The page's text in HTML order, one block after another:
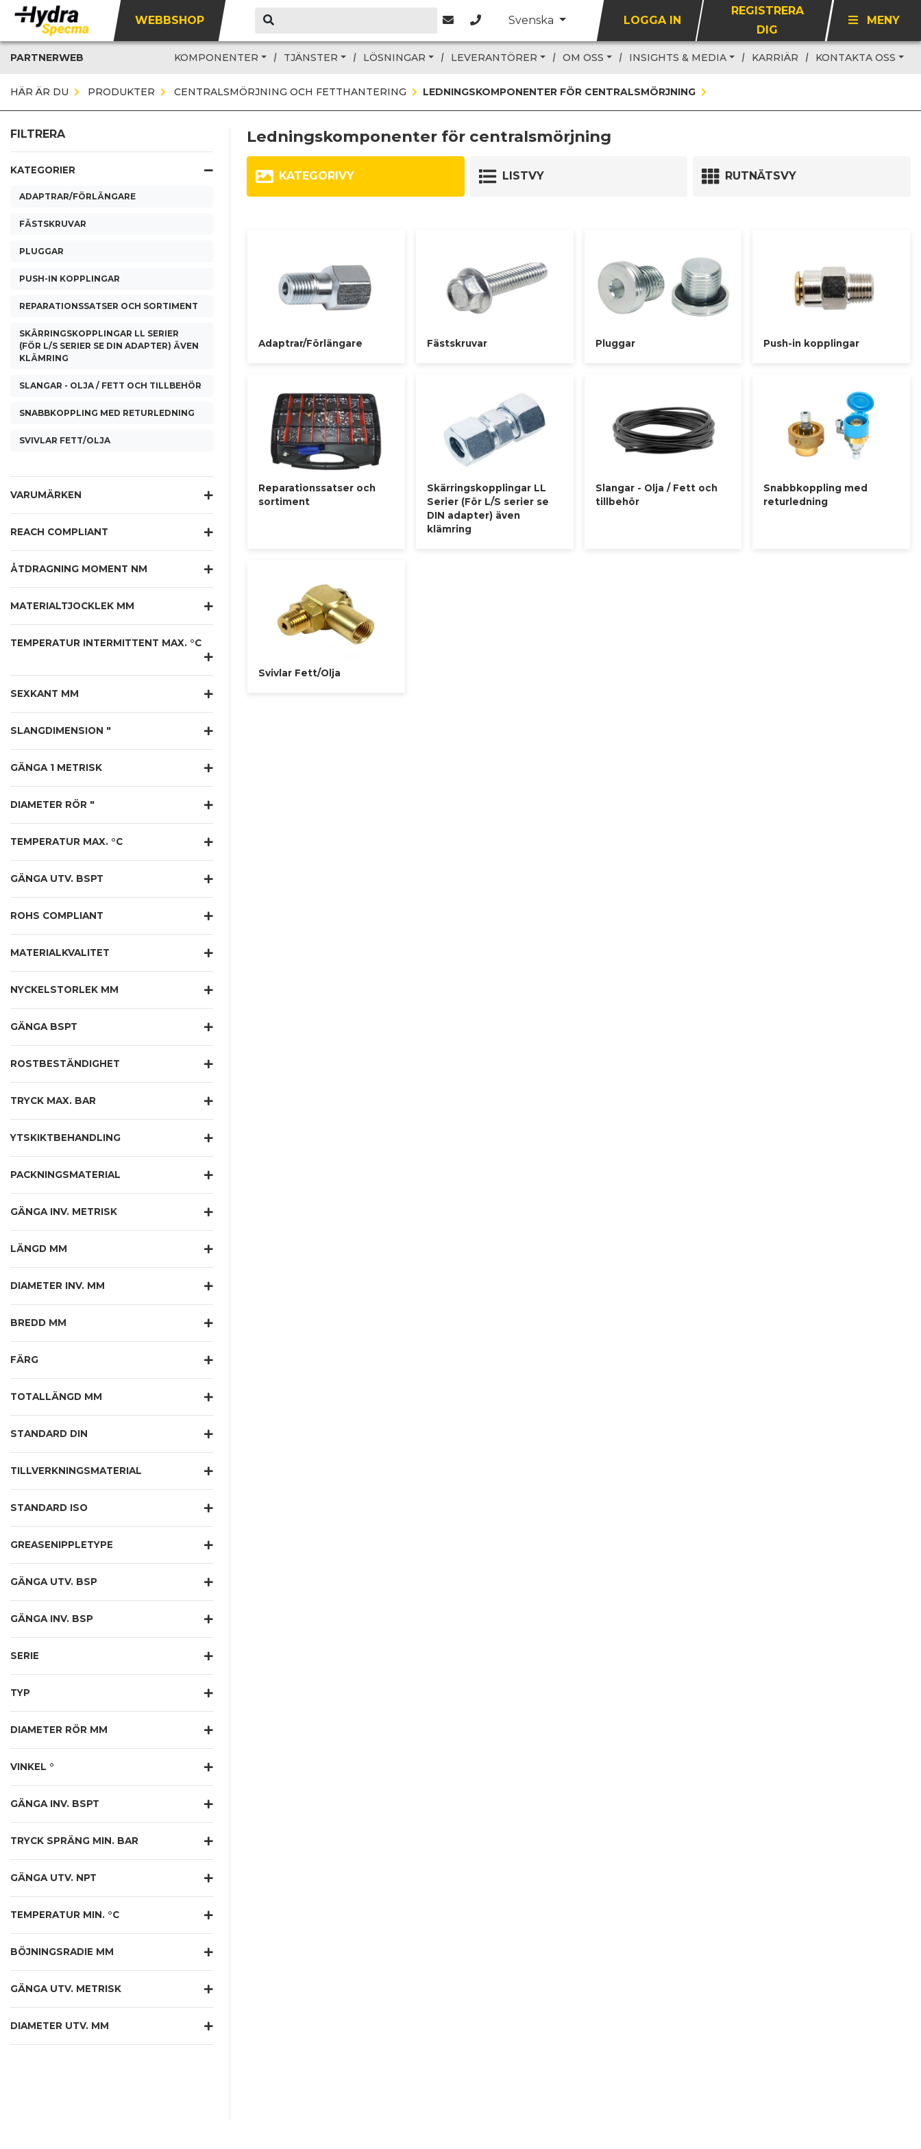
WEBBSHOP Svenska LOGGA IN
REGISTRERA
DIG
MENY
PARTNERWEB KOMPONENTER TJÄNSTER LÖSNINGAR LEVERANTÖRER OM OSS INSIGHTS & MEDIA KARRIÄR KONTAKTA OSS
HÄR ÄR DU PRODUKTER CENTRALSMÖRJNING OCH FETTHANTERING LEDNINGSKOMPONENTER FÖR CENTRALSMÖRJNING
FILTRERA
KATEGORIER
ADAPTRAR/FÖRLÄNGARE
FÄSTSKRUVAR
PLUGGAR
PUSH-IN KOPPLINGAR
REPARATIONSSATSER OCH SORTIMENT
SKÄRRINGSKOPPLINGAR LL SERIER
(FÖR L/S SERIER SE DIN ADAPTER) ÄVEN
KLÄMRING
SLANGAR - OLJA / FETT OCH TILLBEHÖR
SNABBKOPPLING MED RETURLEDNING
SVIVLAR FETT/OLJA
VARUMÄRKEN
REACH COMPLIANT
ÅTDRAGNING MOMENT NM
MATERIALTJOCKLEK MM
TEMPERATUR INTERMITTENT MAX. °C
SEXKANT MM
SLANGDIMENSION "
GÄNGA 1 METRISK
DIAMETER RÖR "
TEMPERATUR MAX. °C
GÄNGA UTV. BSPT
ROHS COMPLIANT
MATERIALKVALITET
NYCKELSTORLEK MM
GÄNGA BSPT
ROSTBESTÄNDIGHET
TRYCK MAX. BAR
YTSKIKTBEHANDLING
PACKNINGSMATERIAL
GÄNGA INV. METRISK
LÄNGD MM
DIAMETER INV. MM
BREDD MM
FÄRG
TOTALLÄNGD MM
STANDARD DIN
TILLVERKNINGSMATERIAL
STANDARD ISO
GREASENIPPLETYPE
GÄNGA UTV. BSP
GÄNGA INV. BSP
SERIE
TYP
DIAMETER RÖR MM
VINKEL °
GÄNGA INV. BSPT
TRYCK SPRÄNG MIN. BAR
GÄNGA UTV. NPT
TEMPERATUR MIN. °C
BÖJNINGSRADIE MM
GÄNGA UTV. METRISK
DIAMETER UTV. MM
Ledningskomponenter för centralsmörjning
KATEGORIVY LISTVY RUTNÄTSVY
Adaptrar/Förlängare Fästskruvar Pluggar Push-in kopplingar
Reparationssatser och
sortiment
Skärringskopplingar LL
Serier (För L/S serier se
DIN adapter) även
klämring
Slangar - Olja / Fett och
tillbehör
Snabbkoppling med
returledning
Svivlar Fett/Olja